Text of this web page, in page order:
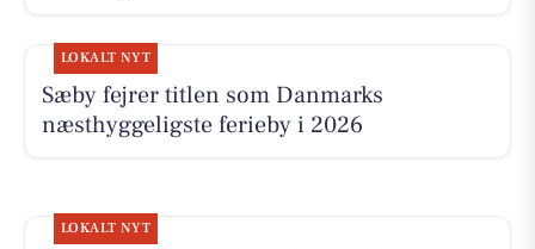
LOKALT NYT
Sæby fejrer titlen som Danmarks
næsthyggeligste ferieby i 2026
LOKALT NYT